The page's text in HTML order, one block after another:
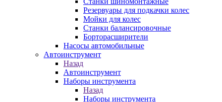
Резервуары для подкачки колес
Мойки для колес
Станки балансировочные
Борторасширители
Насосы автомобильные
Автоинструмент
Назад
Автоинструмент
Наборы инструмента
Назад
Наборы инструмента